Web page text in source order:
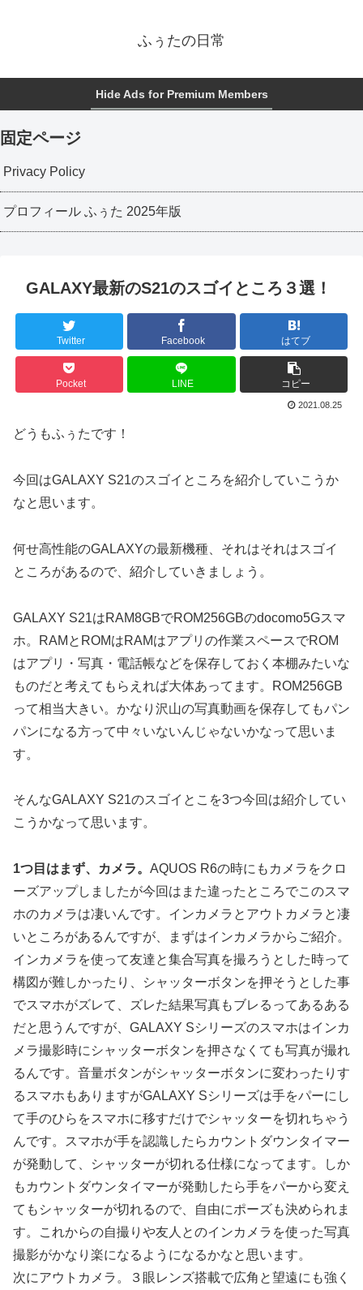
ふぅたの日常
Hide Ads for Premium Members
固定ページ
Privacy Policy
プロフィール ふぅた 2025年版
GALAXY最新のS21のスゴイところ３選！
Twitter Facebook はてブ
Pocket LINE コピー
2021.08.25
どうもふぅたです！
今回はGALAXY S21のスゴイところを紹介していこうか
なと思います。
何せ高性能のGALAXYの最新機種、それはそれはスゴイ
ところがあるので、紹介していきましょう。
GALAXY S21はRAM8GBでROM256GBのdocomo5Gスマ
ホ。RAMとROMはRAMはアプリの作業スペースでROM
はアプリ・写真・電話帳などを保存しておく本棚みたいな
ものだと考えてもらえれば大体あってます。ROM256GB
って相当大きい。かなり沢山の写真動画を保存してもパン
パンになる方って中々いないんじゃないかなって思いま
す。
そんなGALAXY S21のスゴイとこを3つ今回は紹介してい
こうかなって思います。
1つ目はまず、カメラ。 AQUOS R6の時にもカメラをクロ
ーズアップしましたが今回はまた違ったところでこのスマ
ホのカメラは凄いんです。インカメラとアウトカメラと凄
いところがあるんですが、まずはインカメラからご紹介。
インカメラを使って友達と集合写真を撮ろうとした時って
構図が難しかったり、シャッターボタンを押そうとした事
でスマホがズレて、ズレた結果写真もブレるってあるある
だと思うんですが、GALAXY Sシリーズのスマホはインカ
メラ撮影時にシャッターボタンを押さなくても写真が撮れ
るんです。音量ボタンがシャッターボタンに変わったりす
るスマホもありますがGALAXY Sシリーズは手をパーにし
て手のひらをスマホに移すだけでシャッターを切れちゃう
んです。スマホが手を認識したらカウントダウンタイマー
が発動して、シャッターが切れる仕様になってます。しか
もカウントダウンタイマーが発動したら手をパーから変え
てもシャッターが切れるので、自由にポーズも決められま
す。これからの自撮りや友人とのインカメラを使った写真
撮影がかなり楽になるようになるかなと思います。
次にアウトカメラ。３眼レンズ搭載で広角と望遠にも強く